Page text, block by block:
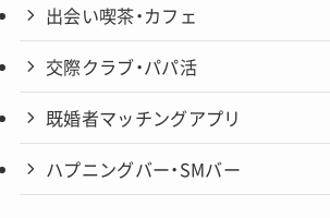
出会い喫茶・カフェ
交際クラブ・パパ活
既婚者マッチングアプリ
ハプニングバー・SMバー